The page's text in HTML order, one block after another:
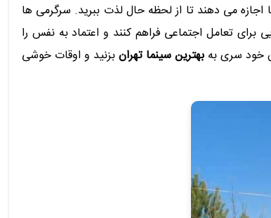
می دهند تا از لحظه حال لذت ببرید. سرگرمی ها
تعامل اجتماعی فراهم کنند و اعتماد به نفس را
خود سری به بهترین سینما تهرانبزنید و اوقات خوشی